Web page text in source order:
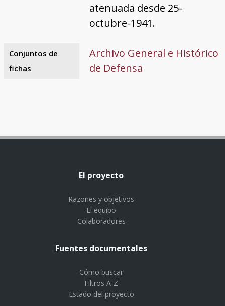
atenuada desde 25-
octubre-1941.
Conjuntos de
fichas
Archivo General e Histórico
de Defensa
El proyecto
Razones y objetivos
El equipo
Colaboradores
Fuentes documentales
Cómo buscar
Filtros A-Z
Estado del proyecto